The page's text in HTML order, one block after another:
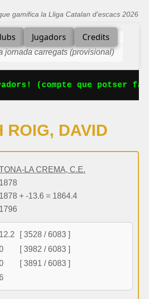
gamifica la Lliga Catalan d'escacs 2026
Jugadors Credits
jornada carregats (provisional)
(compte que potser
ROIG, DAVID
LA CREMA, C.E.
1878
1878 + -13.6 = 1864.4
1796
12.2
[ 3528 / 6083 ]
[ 3982 / 6083 ]
[ 3891 / 6083 ]